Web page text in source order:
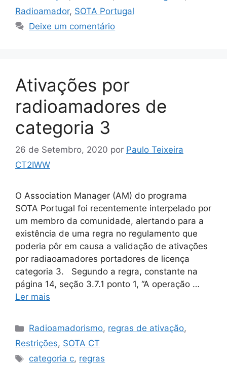
Radioamador, SOTA Portugal
Deixe um comentário
Ativações por
radioamadores de
categoria 3
26 de Setembro, 2020 por Paulo Teixeira
CT2IWW
O Association Manager (AM) do programa
SOTA Portugal foi recentemente interpelado por
um membro da comunidade, alertando para a
existência de uma regra no regulamento que
poderia pôr em causa a validação de ativações
por radiaoamadores portadores de licença
categoria 3. Segundo a regra, constante na
página 14, seção 3.7.1 ponto 1, “A operação …
Ler mais
Categorias
Radioamadorismo, regras de ativação,
Restrições, SOTA CT
Etiquetas
categoria c, regras